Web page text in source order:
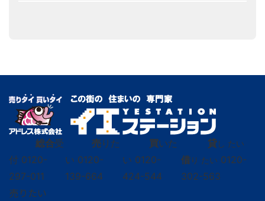
総合受
付 0120-
297-011
売りた
い 0120-
139-664
買いた
い 0120-
424-544
貸し たい
借り たい 0120-
302-563
売りたい